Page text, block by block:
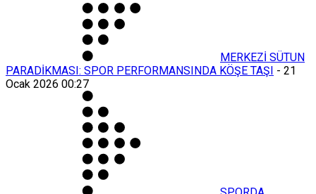
MERKEZİ SÜTUN
PARADİKMASI: SPOR PERFORMANSINDA KÖŞE TAŞI - 21
Ocak 2026 00:27